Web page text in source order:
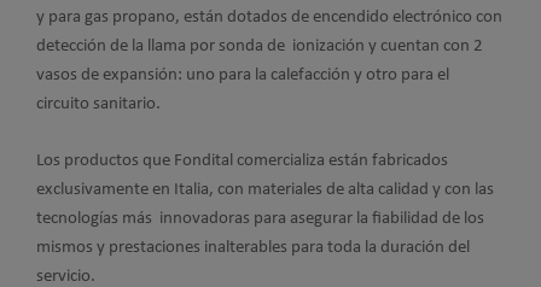
y para gas propano, están dotados de encendido electrónico con
detección de la llama por sonda de ionización y cuentan con 2
vasos de expansión: uno para la calefacción y otro para el
circuito sanitario.
Los productos que Fondital comercializa están fabricados
exclusivamente en Italia, con materiales de alta calidad y con las
tecnologías más innovadoras para asegurar la fiabilidad de los
mismos y prestaciones inalterables para toda la duración del
servicio.